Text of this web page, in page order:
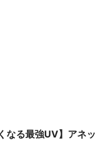
なる最強UV】アネッ